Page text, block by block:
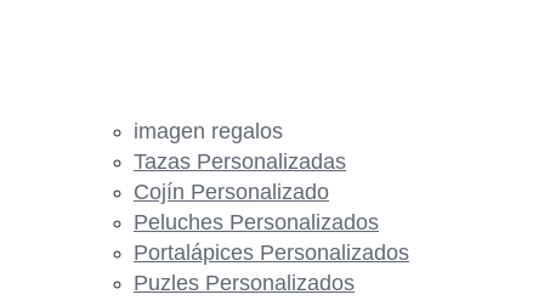
imagen regalos
Tazas Personalizadas
Cojín Personalizado
Peluches Personalizados
Portalápices Personalizados
Puzles Personalizados